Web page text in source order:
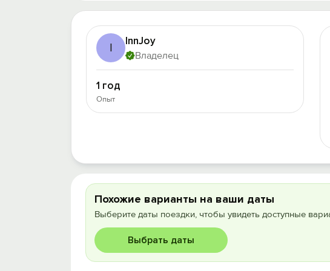
I InnJoy
Владелец
1 год
Опыт
Похожие варианты на ваши даты
Выберите даты поездки, чтобы увидеть доступные
Выбрать даты